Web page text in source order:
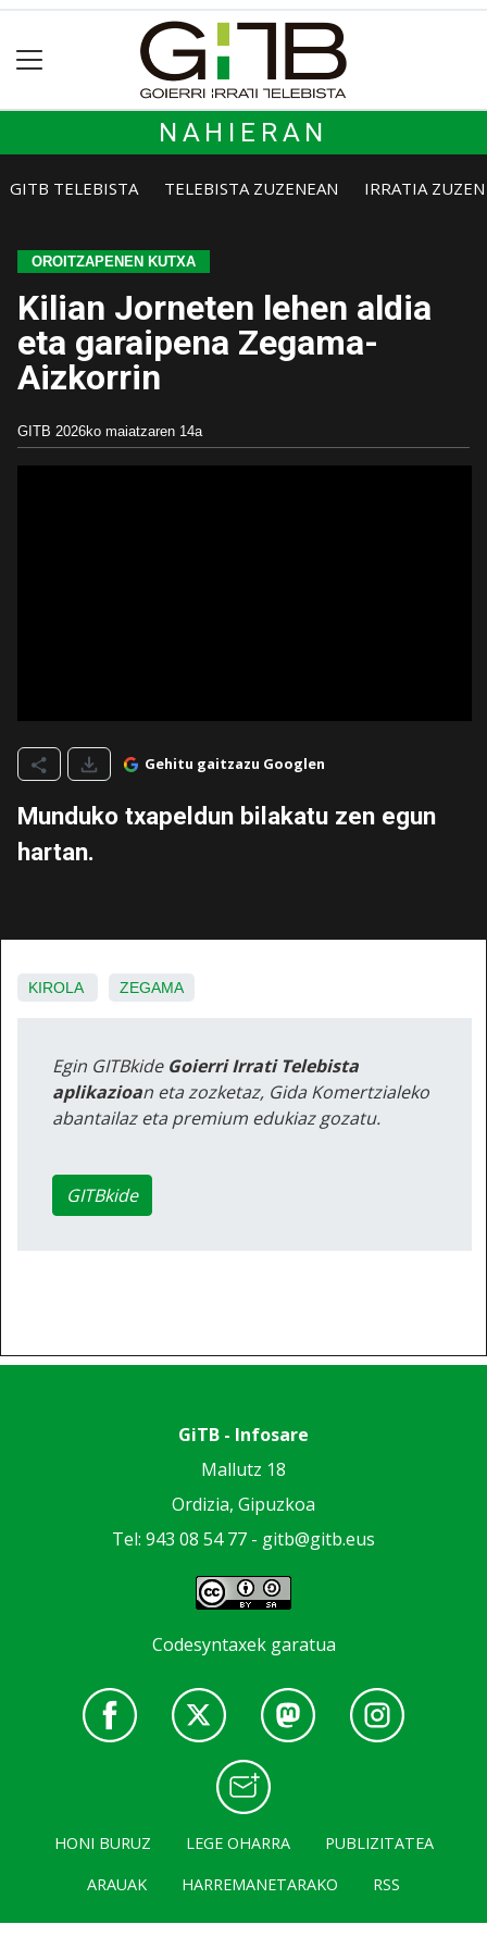
NAHIERAN
GITB TELEBISTA TELEBISTA ZUZENEAN IRRATIA
OROITZAPENEN KUTXA
Kilian Jorneten lehen aldia
eta garaipena Zegama-
Aizkorrin
GITB 2026ko maiatzaren 14a
Gehitu gaitzazu Googlen
Munduko txapeldun bilakatu zen egun
hartan.
KIROLA ZEGAMA
Egin GITBkide Goierri Irrati Telebista
aplikazioan eta zozketaz, Gida Komertzialeko
abantailaz eta premium edukiaz gozatu.
GITBkide
GiTB - Infosare
Mallutz 18
Ordizia, Gipuzkoa
Tel: 943 08 54 77 - gitb@gitb.eus
Codesyntaxek garatua
HONI BURUZ LEGE OHARRA
PUBLIZITATEA
ARAUAK
HARREMANETARAKO RSS